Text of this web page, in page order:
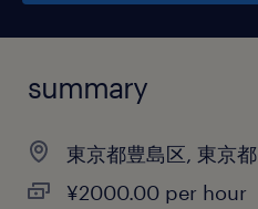
summary
東京都豊島区, 東京都
¥2000.00 per hour